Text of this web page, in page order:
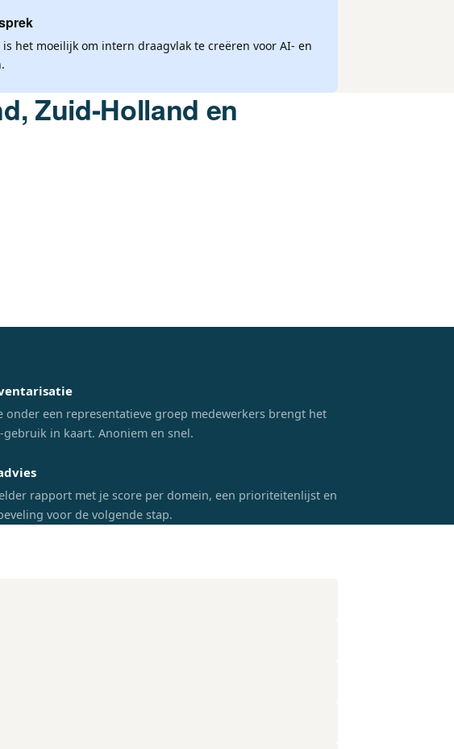
het moeilijk om intern draagvlak te creëren voor AI- en
Zuid-Holland en
onder een representatieve groep medewerkers brengt het
in kaart. Anoniem en snel.
rapport met je score per domein, een prioriteitenlijst en
voor de volgende stap.